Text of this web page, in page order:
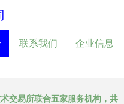
联系我们 企业信息
术交易所联合五家服务机构，共